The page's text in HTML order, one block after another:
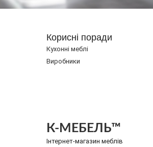
Корисні поради
Кухонні меблі
Виробники
К-МЕБЕЛЬ™
Інтернет-магазин меблів